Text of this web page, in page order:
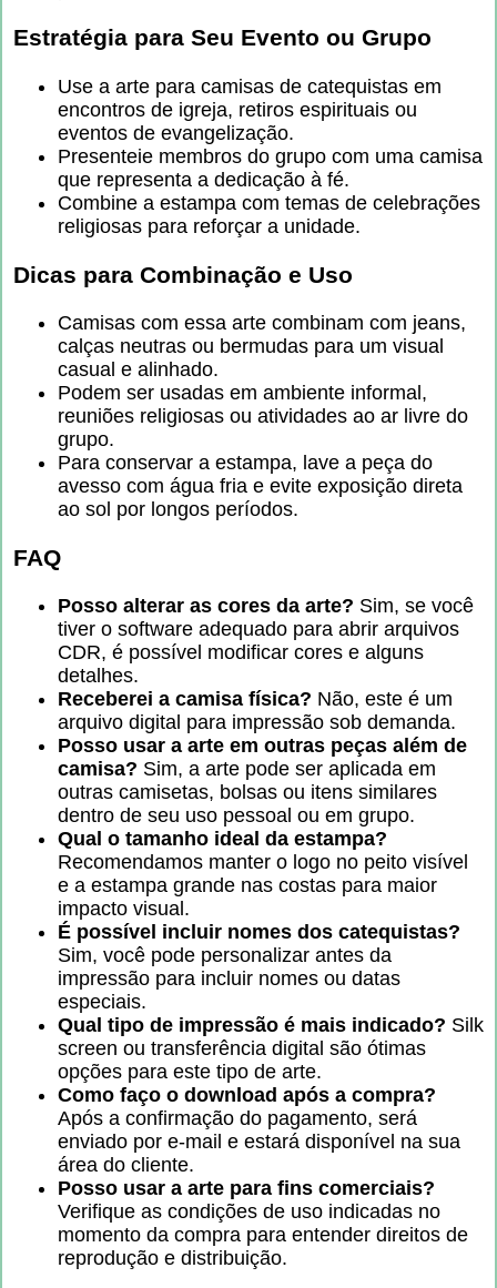
Estratégia para Seu Evento ou Grupo
Use a arte para camisas de catequistas em
encontros de igreja, retiros espirituais ou
eventos de evangelização.
Presenteie membros do grupo com uma camisa
que representa a dedicação à fé.
Combine a estampa com temas de celebrações
religiosas para reforçar a unidade.
Dicas para Combinação e Uso
Camisas com essa arte combinam com jeans,
calças neutras ou bermudas para um visual
casual e alinhado.
Podem ser usadas em ambiente informal,
reuniões religiosas ou atividades ao ar livre do
grupo.
Para conservar a estampa, lave a peça do
avesso com água fria e evite exposição direta
ao sol por longos períodos.
FAQ
Posso alterar as cores da arte? Sim, se você
tiver o software adequado para abrir arquivos
CDR, é possível modificar cores e alguns
detalhes.
Receberei a camisa física? Não, este é um
arquivo digital para impressão sob demanda.
Posso usar a arte em outras peças além de
camisa? Sim, a arte pode ser aplicada em
outras camisetas, bolsas ou itens similares
dentro de seu uso pessoal ou em grupo.
Qual o tamanho ideal da estampa?
Recomendamos manter o logo no peito visível
e a estampa grande nas costas para maior
impacto visual.
É possível incluir nomes dos catequistas?
Sim, você pode personalizar antes da
impressão para incluir nomes ou datas
especiais.
Qual tipo de impressão é mais indicado? Silk
screen ou transferência digital são ótimas
opções para este tipo de arte.
Como faço o download após a compra?
Após a confirmação do pagamento, será
enviado por e-mail e estará disponível na sua
área do cliente.
Posso usar a arte para fins comerciais?
Verifique as condições de uso indicadas no
momento da compra para entender direitos de
reprodução e distribuição.